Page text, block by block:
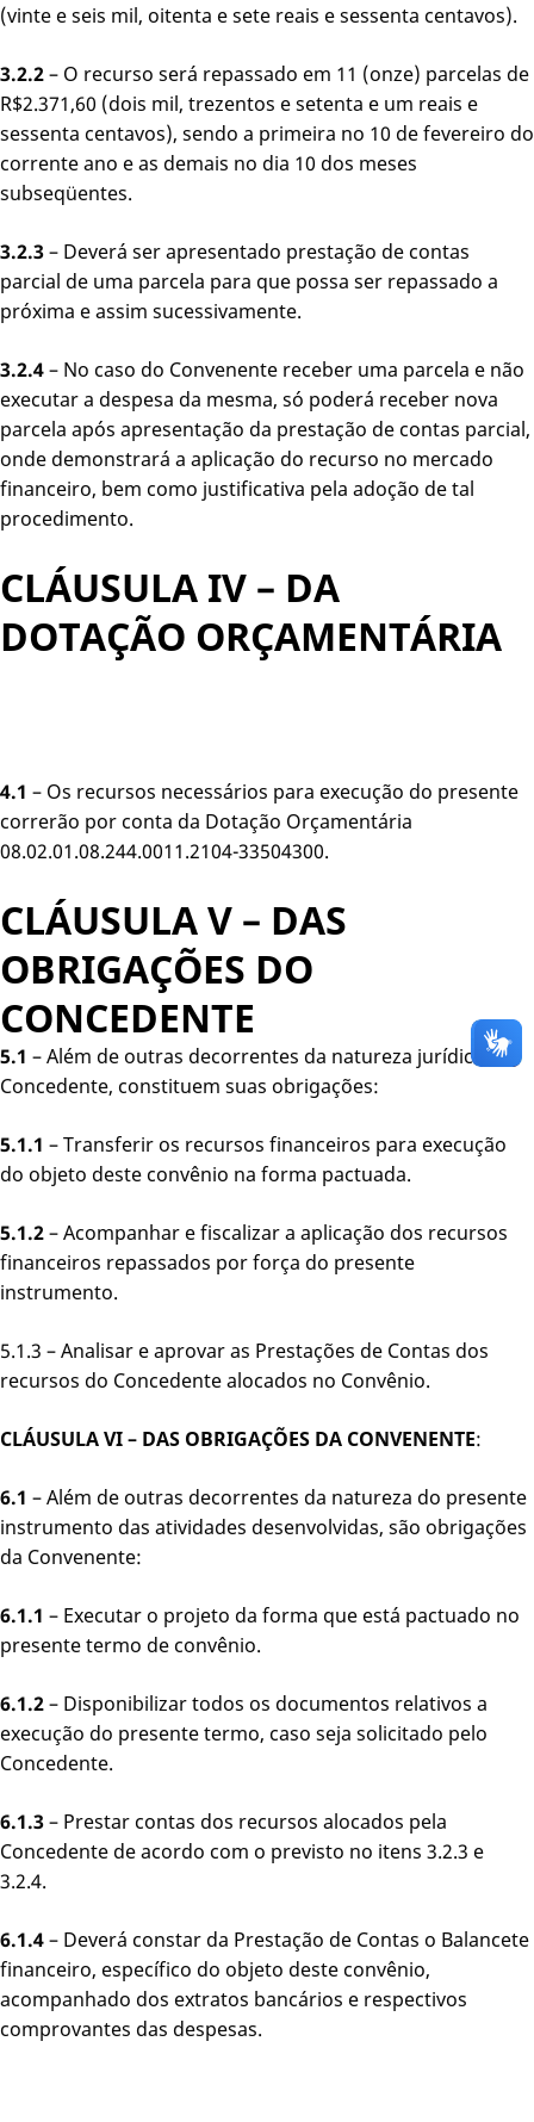
(vinte e seis mil, oitenta e sete reais e sessenta centavos).
3.2.2– O recurso será repassado em 11 (onze) parcelas de
R$2.371,60 (dois mil, trezentos e setenta e um reais e
sessenta centavos), sendo a primeira no 10 de fevereiro do
corrente ano e as demais no dia 10 dos meses
subseqüentes.
3.2.3– Deverá ser apresentado prestação de contas
parcial de uma parcela para que possa ser repassado a
próxima e assim sucessivamente.
3.2.4– No caso do Convenente receber uma parcela e não
executar a despesa da mesma, só poderá receber nova
parcela após apresentação da prestação de contas parcial,
onde demonstrará a aplicação do recurso no mercado
financeiro, bem como justificativa pela adoção de tal
procedimento.
CLÁUSULA IV – DA
DOTAÇÃO ORÇAMENTÁRIA
4.1 – Os recursos necessários para execução do presente
correrão por conta da Dotação Orçamentária
08.02.01.08.244.0011.2104-33504300.
CLÁUSULA V – DAS
OBRIGAÇÕES DO
CONCEDENTE
5.1 – Além de outras decorrentes da natureza jurídica da
Concedente, constituem suas obrigações:
5.1.1 – Transferir os recursos financeiros para execução
do objeto deste convênio na forma pactuada.
5.1.2– Acompanhar e fiscalizar a aplicação dos recursos
financeiros repassados por força do presente
instrumento.
5.1.3 – Analisar e aprovar as Prestações de Contas dos
recursos do Concedente alocados no Convênio.
CLÁUSULA VI – DAS OBRIGAÇÕES DA CONVENENTE:
6.1 – Além de outras decorrentes da natureza do presente
instrumento das atividades desenvolvidas, são obrigações
da Convenente:
6.1.1 – Executar o projeto da forma que está pactuado no
presente termo de convênio.
6.1.2– Disponibilizar todos os documentos relativos a
execução do presente termo, caso seja solicitado pelo
Concedente.
6.1.3– Prestar contas dos recursos alocados pela
Concedente de acordo com o previsto no itens 3.2.3 e
3.2.4.
6.1.4– Deverá constar da Prestação de Contas o Balancete
financeiro, específico do objeto deste convênio,
acompanhado dos extratos bancários e respectivos
comprovantes das despesas.